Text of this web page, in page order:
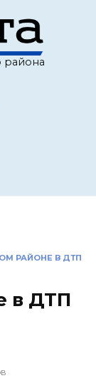
района
РАЙОНЕ В ДТП
в ДТП